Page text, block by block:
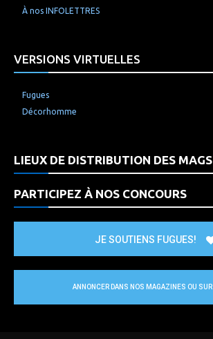
À nos INFOLETTRES
VERSIONS VIRTUELLES
Fugues
Décorhomme
LIEUX DE DISTRIBUTION DES MAGS
PARTICIPEZ À NOS CONCOURS
JE SOUTIENS FUGUES!
ANNONCER DANS NOS MAGAZINES OU SUR